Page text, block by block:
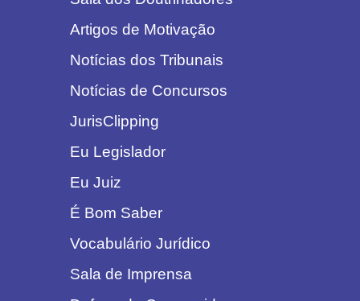
Artigos de Motivação
Notícias dos Tribunais
Notícias de Concursos
JurisClipping
Eu Legislador
Eu Juiz
É Bom Saber
Vocabulário Jurídico
Sala de Imprensa